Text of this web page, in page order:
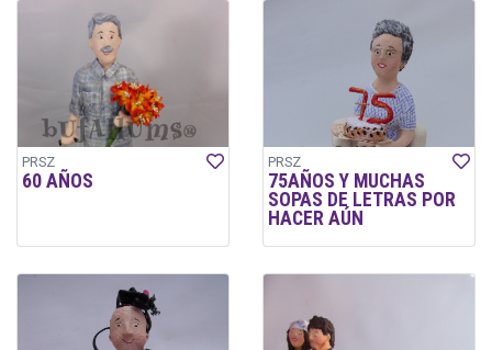
PRSZ
60 AÑOS
PRSZ
75AÑOS Y MUCHAS
SOPAS DE LETRAS POR
HACER AÚN